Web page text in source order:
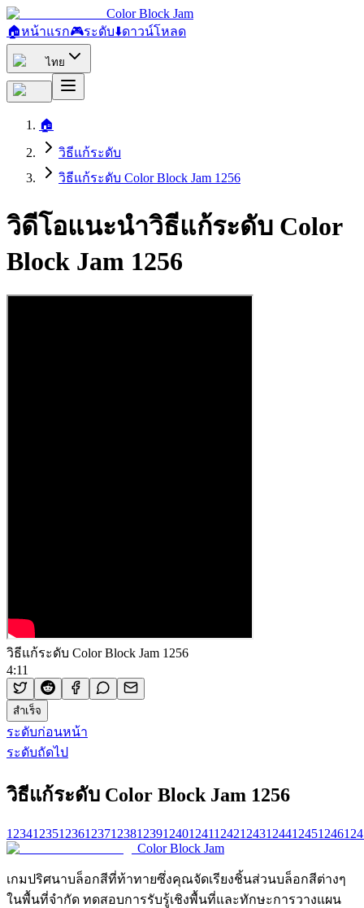
Color Block Jam
🏠หน้าแรก🎮ระดับ⬇️ดาวน์โหลด
ไทย
🏠
วิธีแก้ระดับ
วิธีแก้ระดับ Color Block Jam 1256
วิดีโอแนะนำวิธีแก้ระดับ Color
Block Jam 1256
วิธีแก้ระดับ Color Block Jam 1256
4:11
สำเร็จ
ระดับก่อนหน้า
ระดับถัดไป
วิธีแก้ระดับ Color Block Jam 1256
1234123512361237123812391240124112421243124412451246
Color Block Jam
เกมปริศนาบล็อกสีที่ท้าทายซึ่งคุณจัดเรียงชิ้นส่วนบล็อกสีต่างๆ
ในพื้นที่จำกัด ทดสอบการรับรู้เชิงพื้นที่และทักษะการวางแผน